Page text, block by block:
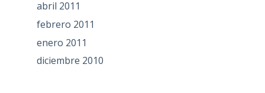
abril 2011
febrero 2011
enero 2011
diciembre 2010